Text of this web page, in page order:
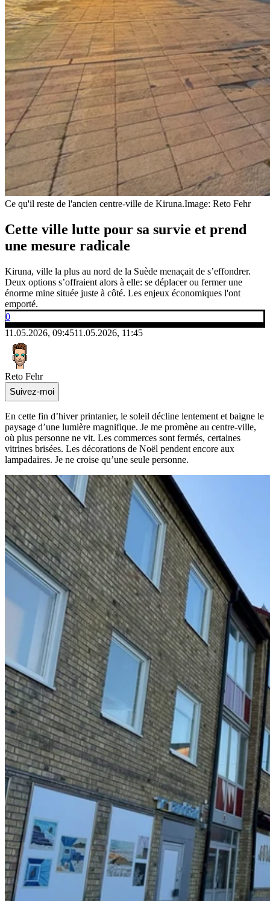
Ce qu'il reste de l'ancien centre-ville de Kiruna.Image: Reto Fehr
Cette ville lutte pour sa survie et prend
une mesure radicale
Kiruna, ville la plus au nord de la Suède menaçait de s’effondrer.
Deux options s’offraient alors à elle: se déplacer ou fermer une
énorme mine située juste à côté. Les enjeux économiques l'ont
emporté.
0
11.05.2026, 09:4511.05.2026, 11:45
Reto Fehr
Suivez-moi
En cette fin d’hiver printanier, le soleil décline lentement et baigne le
paysage d’une lumière magnifique. Je me promène au centre-ville,
où plus personne ne vit. Les commerces sont fermés, certaines
vitrines brisées. Les décorations de Noël pendent encore aux
lampadaires. Je ne croise qu’une seule personne.